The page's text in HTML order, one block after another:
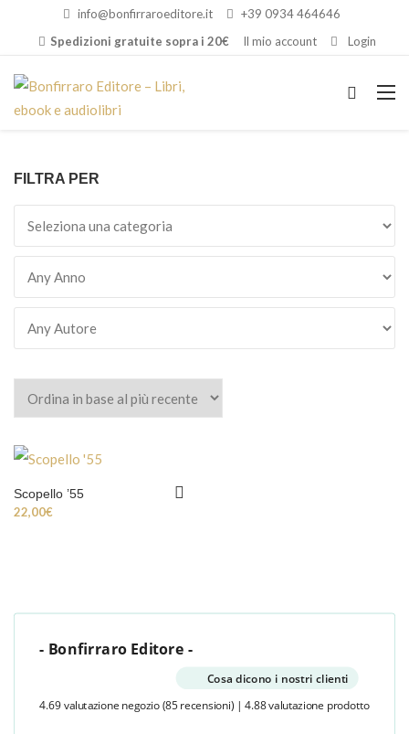
info@bonfirraroeditore.it
+39 0934 464646
Spedizioni gratuite sopra i 20€
Il mio account Login
FILTRA PER
Scopello ’55
22,00€
- Bonfirraro Editore -
Cosa dicono i nostri clienti
4.69 valutazione negozio (85 recensioni) | 4.88 valutazione prodotto